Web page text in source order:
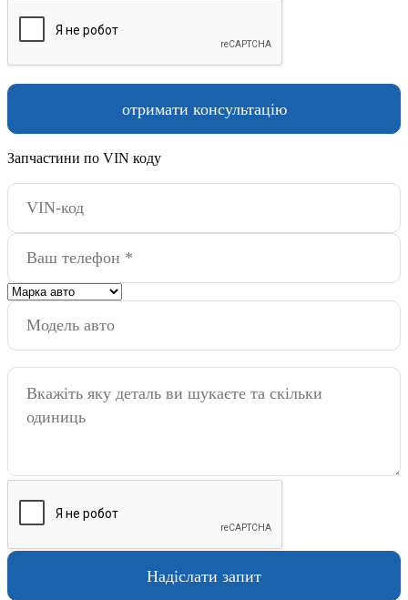
Запчастини по VIN коду